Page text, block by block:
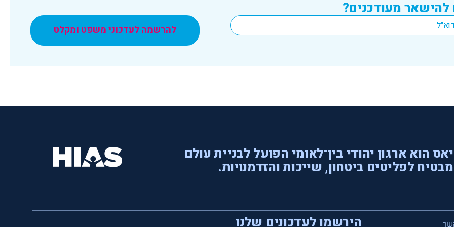
להישאר מעודכנים?
להרשמה לעדכוני משפט ומקלט
הוא ארגון יהודי בין־לאומי הפועל לבניית עולם
לפליטים ביטחון, שייכות והזדמנויות.
הירשמו לעדכונים שלנו